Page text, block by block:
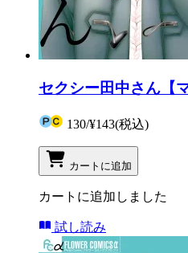
セクシー田中さん【
130/¥143(税込)
カートに追加
カートに追加しました
試し読み